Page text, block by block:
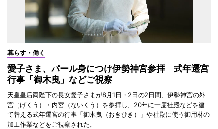
暮らす・働く
愛子さま、パール身につけ伊勢神宮参拝 式年遷宮
行事「御木曳」などご視察
天皇皇后両陛下の長女愛子さまが8月1日・2日の2日間、伊勢神宮の外
宮（げくう）・内宮（ないくう）を参拝し、20年に一度社殿などを建
て替える式年遷宮の行事「御木曳（おきひき）」や社殿に使う御用材の
加工作業などをご視察された。